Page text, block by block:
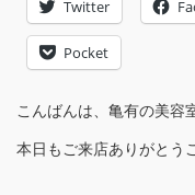
Twitter
Pocket
こんばんは、亀有の美容
本日もご来店ありがとう